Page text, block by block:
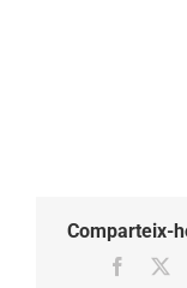
Comparteix-